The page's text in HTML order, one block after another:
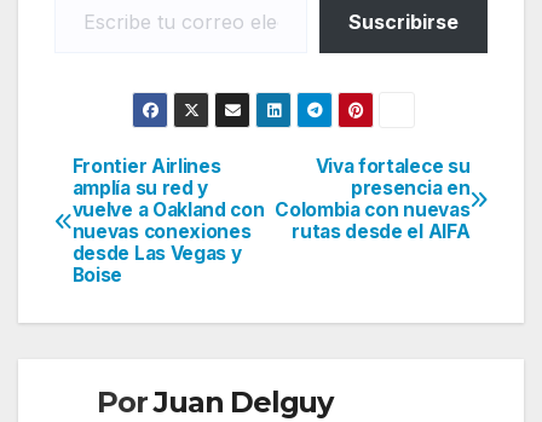
Suscribirse
Navegación
de
entradas
Viva fortalece su
presencia en
Colombia con nuevas
rutas desde el AIFA
Frontier Airlines
amplía su red y
vuelve a Oakland con
nuevas conexiones
desde Las Vegas y
Boise
PorJuan Delguy